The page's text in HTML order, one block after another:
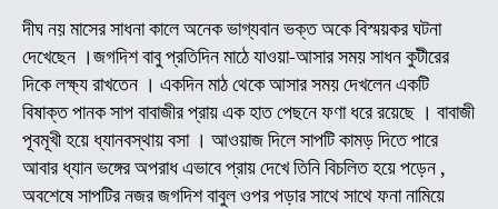
দীঘ নয় মাসের সাধনা কালে অনেক ভাগ্যবান ভক্ত অকে বিস্ময়কর ঘটনা
দেখেছেন ।জগদিশ বাবু প্রতিদিন মাঠে যাওয়া-আসার সময় সাধন কুটীরের
দিকে লক্ষ্য রাখতেন । একদিন মাঠ থেকে আসার সময় দেখলেন একটি
বিষাক্ত পানক সাপ বাবাজীর প্রায় এক হাত পেছনে ফণা ধরে রয়েছে । বাবাজী
পূবমূখী হয়ে ধ্যানবস্থায় বসা । আওয়াজ দিলে সাপটি কামড় দিতে পারে
আবার ধ্যান ভঙ্গের অপরাধ এভাবে প্রায় দেখে তিনি বিচলিত হয়ে পড়েন ,
অবশেষে সাপটির নজর জগদিশ বাবুল ওপর পড়ার সাথে সাথে ফনা নামিয়ে